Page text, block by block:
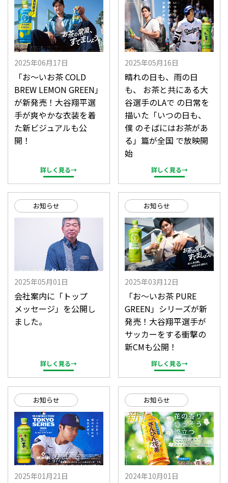
2025年06月17日
「お〜いお茶 COLD
BREW LEMON GREEN」
が新発売！大谷翔平選
手が爽やかな衣装を着
た新ビジュアルも公
開！
詳しく見る→
2025年05月16日
晴れの日も、雨の日
も、 お茶と共にある大
谷選手のLAで の日常を
描いた「いつの日も、
僕 のそばにはお茶があ
る」篇が全国 で放映開
始
詳しく見る→
お知らせ
2025年05月01日
会社案内に「トップ
メッセージ」を公開し
ました。
詳しく見る→
お知らせ
2025年03月12日
「お〜いお茶 PURE
GREEN」シリーズが新
発売！大谷翔平選手が
サッカーをする衝撃の
新CMも公開！
詳しく見る→
お知らせ
2025年01月21日
お知らせ
2024年10月01日